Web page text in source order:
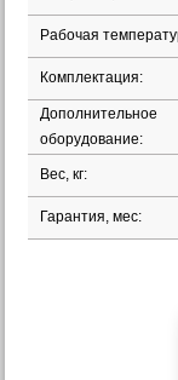
Рабочая
Комплектация:
Дополнительное
оборудование:
Вес, кг:
Гарантия, мес: